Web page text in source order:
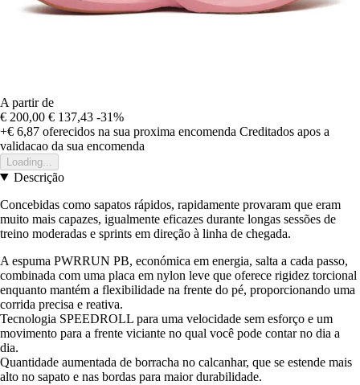
A partir de
€ 200,00 € 137,43 -31%
+€ 6,87 oferecidos na sua proxima encomenda Creditados apos a
validacao da sua encomenda
Loading...
Descrição
Concebidas como sapatos rápidos, rapidamente provaram que eram
muito mais capazes, igualmente eficazes durante longas sessões de
treino moderadas e sprints em direção à linha de chegada.
A espuma PWRRUN PB, económica em energia, salta a cada passo,
combinada com uma placa em nylon leve que oferece rigidez torcional
enquanto mantém a flexibilidade na frente do pé, proporcionando uma
corrida precisa e reativa.
Tecnologia SPEEDROLL para uma velocidade sem esforço e um
movimento para a frente viciante no qual você pode contar no dia a
dia.
Quantidade aumentada de borracha no calcanhar, que se estende mais
alto no sapato e nas bordas para maior durabilidade.